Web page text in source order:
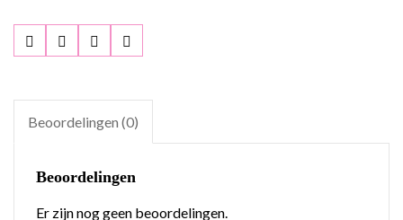
Beoordelingen (0)
Beoordelingen
Er zijn nog geen beoordelingen.